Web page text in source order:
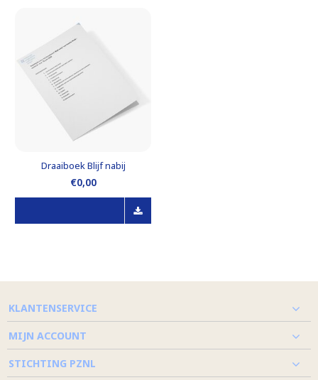
Draaiboek Blijf nabij
€0,00
KLANTENSERVICE
MIJN ACCOUNT
STICHTING PZNL